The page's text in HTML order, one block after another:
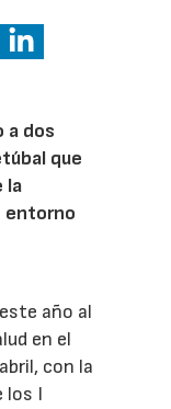
a dos
que
la
entorno
año al
en el
con la
los I